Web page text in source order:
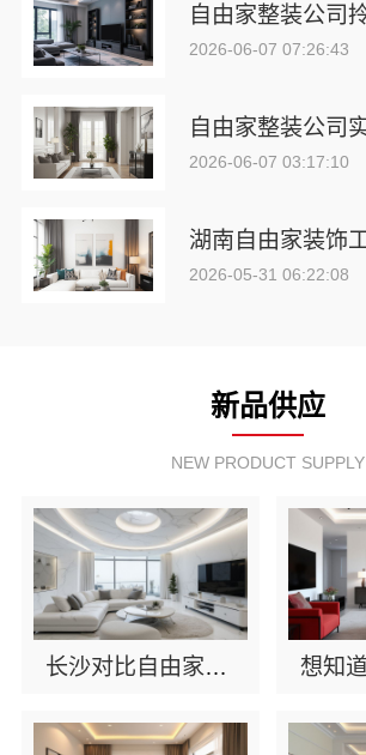
2026-06-07 07:26:43
2026-06-07 03:17:10
2026-05-31 06:22:08
新品供应
NEW PRODUCT SUPPLY
长沙对比自由家整装公司对比自己装？湖南自由家装饰帮你算笔账